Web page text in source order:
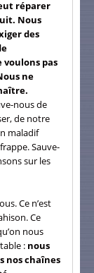
réparer
Nous
des
voulons pas
ne
nous de
de notre
maladif
Sauve-
sur les
Ce n’est
Ce
nous
: nous
nos chaînes